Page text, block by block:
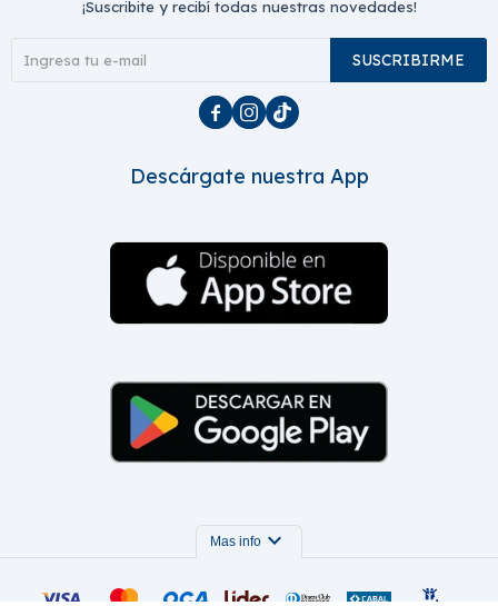
¡Suscribite y recibí todas nuestras novedades!
SUSCRIBIRME
  
Descárgate nuestra App
Mas info expand_more